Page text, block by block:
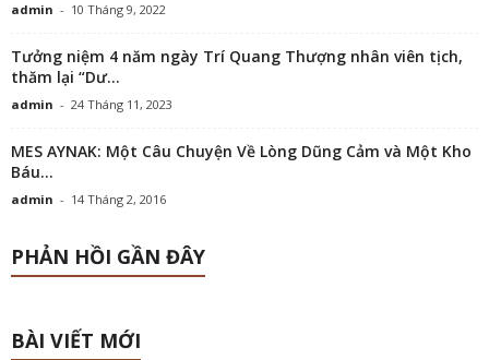
admin - 10 Tháng 9, 2022
Tưởng niệm 4 năm ngày Trí Quang Thượng nhân viên tịch,
thăm lại “Dư...
admin - 24 Tháng 11, 2023
MES AYNAK: Một Câu Chuyện Về Lòng Dũng Cảm và Một Kho
Báu...
admin - 14 Tháng 2, 2016
PHẢN HỒI GẦN ĐÂY
BÀI VIẾT MỚI